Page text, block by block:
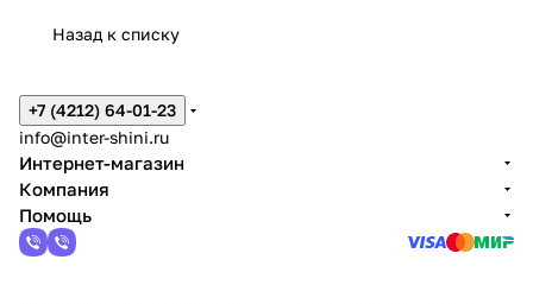
Назад к списку
+7 (4212) 64-01-23
info@inter-shini.ru
Интернет-магазин
Компания
Помощь